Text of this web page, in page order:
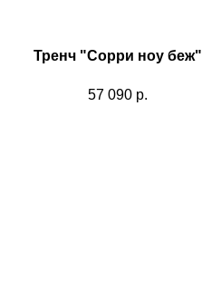
Тренч "Сорри ноу беж"
57 090 р.